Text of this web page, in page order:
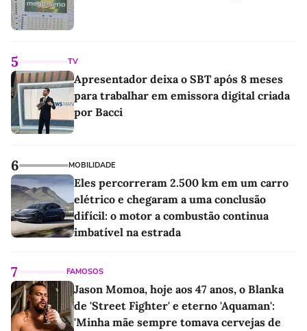
5 TV
Apresentador deixa o SBT após 8 meses
para trabalhar em emissora digital criada
por Bacci
6 MOBILIDADE
Eles percorreram 2.500 km em um carro
elétrico e chegaram a uma conclusão
difícil: o motor a combustão continua
imbatível na estrada
7 FAMOSOS
Jason Momoa, hoje aos 47 anos, o Blanka
de 'Street Fighter' e eterno 'Aquaman':
'Minha mãe sempre tomava cervejas de